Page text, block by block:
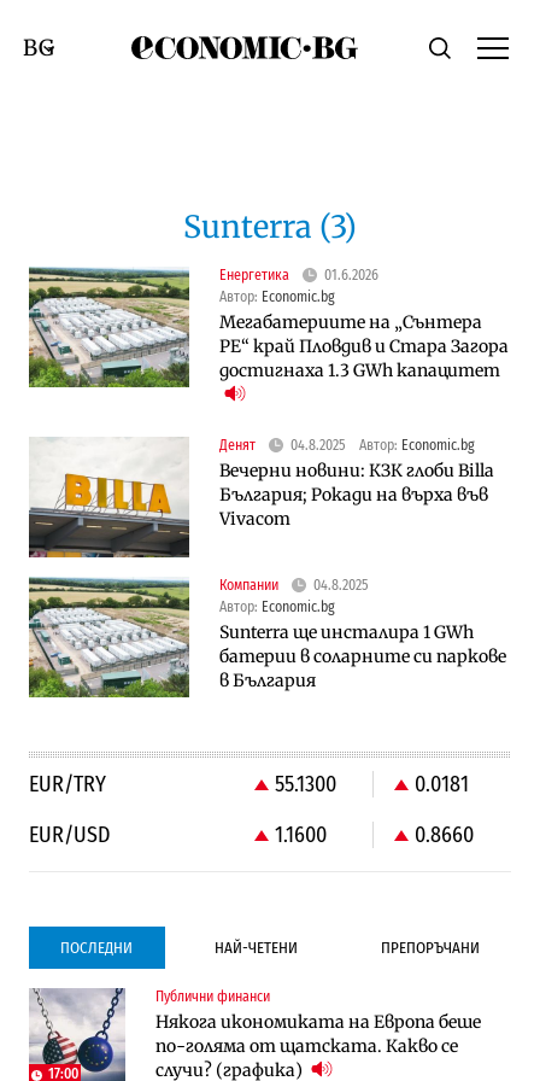
Economic.bgТърсене
Смяна на език
Sunterra (3)
Енергетика
01.6.2026
Автор: Economic.bg
Мегабатериите на „Сънтера
РЕ“ край Пловдив и Стара Загора
достигнаха 1.3 GWh капацитет
Денят 04.8.2025 Автор: Economic.bg
Вечерни новини: КЗК глоби Billa
България; Рокади на върха във
Vivacom
Компании
04.8.2025
Автор: Economic.bg
Sunterra ще инсталира 1 GWh
батерии в соларните си паркове
в България
EUR/TRY 55.1300
0.0181
EUR/USD
1.1600 0.8660
ПОСЛЕДНИ НАЙ-ЧЕТЕНИ ПРЕПОРЪЧАНИ
17:00
Публични финанси
Някога икономиката на Европа беше
по-голяма от щатската. Какво се
случи? (графика)
Градоустройство
Столична община избра изпълнител за
преместването на трамвайното
трасе по бул. „Скобелев“
Компании
Vivacom предлага над 150 устройства с
90% отстъпка през август